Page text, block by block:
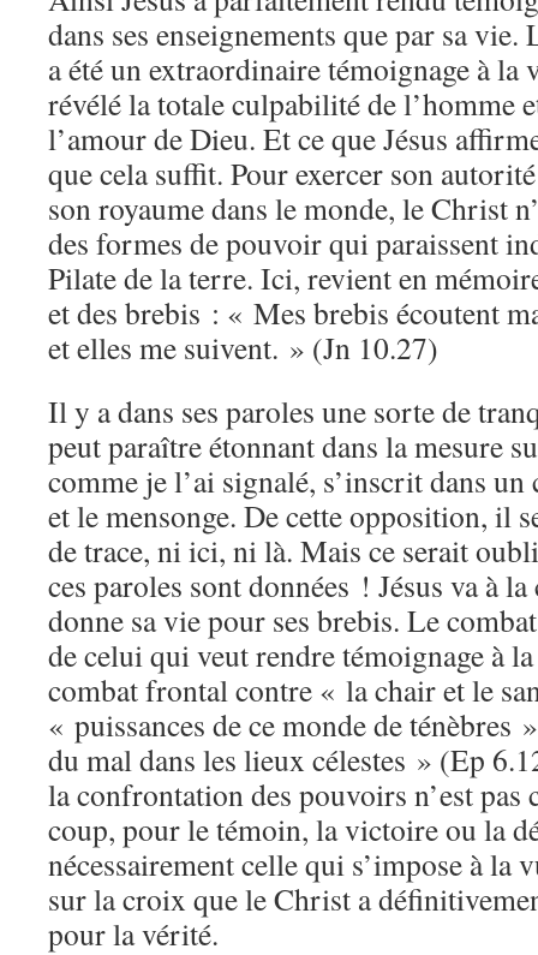
dans ses enseignements que par sa
a été un extraordinaire témoignage à la
révélé la totale culpabilité de l’homme
l’amour de Dieu. Et ce que Jésus
que cela suffit. Pour exercer son
son royaume dans le monde, le Christ
des formes de pouvoir qui paraissent
Pilate de la terre. Ici, revient en
et des brebis : « Mes brebis écoutent
et elles me suivent. » (Jn 10.27)
Il y a dans ses paroles une sorte de
peut paraître étonnant dans la mesure
comme je l’ai signalé, s’inscrit dans
et le mensonge. De cette opposition, il
de trace, ni ici, ni là. Mais ce serait
ces paroles sont données ! Jésus va à
donne sa vie pour ses brebis. Le
de celui qui veut rendre témoignage à
combat frontal contre « la chair et le
« puissances de ce monde de ténèbres
du mal dans les lieux célestes » (Ep
la confrontation des pouvoirs n’est pas
coup, pour le témoin, la victoire ou la
nécessairement celle qui s’impose à la
sur la croix que le Christ a
pour la vérité.